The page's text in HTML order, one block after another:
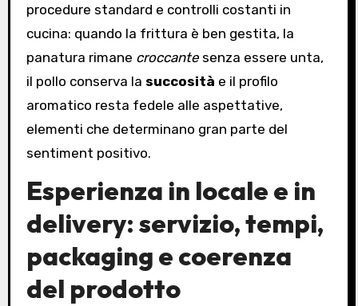
procedure standard e controlli costanti in
cucina: quando la frittura è ben gestita, la
panatura rimane croccantesenza essere unta,
il pollo conserva la succosità e il profilo
aromatico resta fedele alle aspettative,
elementi che determinano gran parte del
sentiment positivo.
Esperienza in locale e in
delivery: servizio, tempi,
packaging e coerenza
del prodotto